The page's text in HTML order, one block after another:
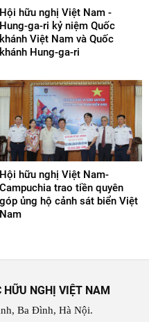
Hội hữu nghị Việt Nam -
Hung-ga-ri kỷ niệm Quốc
khánh Việt Nam và Quốc
khánh Hung-ga-ri
Hội hữu nghị Việt Nam-
Campuchia trao tiền quyên
góp ủng hộ cảnh sát biển Việt
Nam
HỮU NGHỊ VIỆT NAM
Ba Đình, Hà Nội.